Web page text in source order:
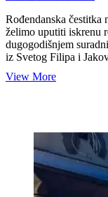
Rođendanska čestitka
želimo uputiti iskrenu
dugogodišnjem
iz Svetog Filipa i
View MoreSretan
suborcu
i
čuvaru
uspomena